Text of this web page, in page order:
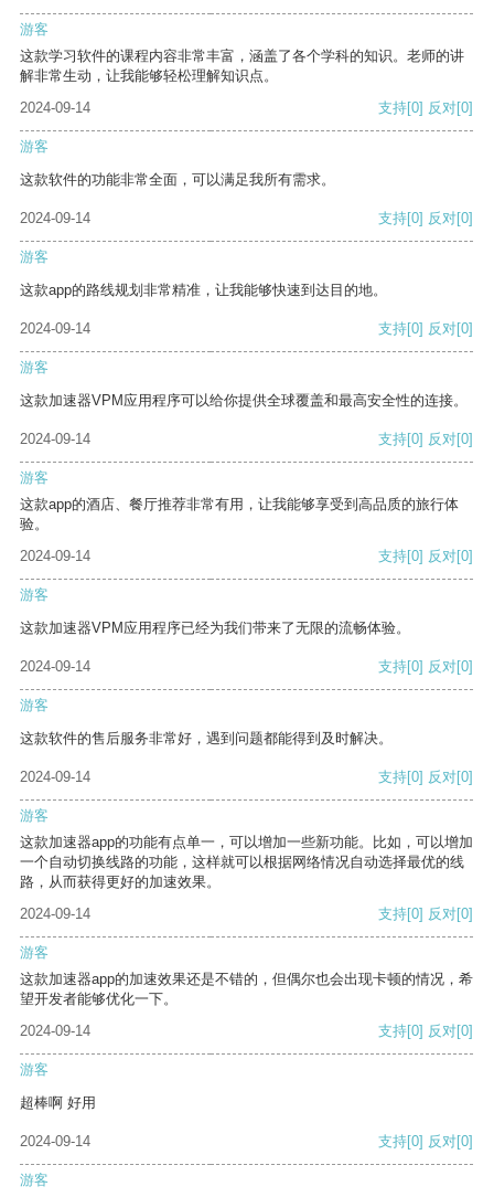
游客
这款学习软件的课程内容非常丰富，涵盖了各个学科的知识。老师的讲
解非常生动，让我能够轻松理解知识点。
2024-09-14
支持[0] 反对[0]
游客
这款软件的功能非常全面，可以满足我所有需求。
2024-09-14 支持[0] 反对[0]
游客
这款app的路线规划非常精准，让我能够快速到达目的地。
2024-09-14 支持[0] 反对[0]
游客
这款加速器VPM应用程序可以给你提供全球覆盖和最高安全性的连接。
2024-09-14 支持[0] 反对[0]
游客
这款app的酒店、餐厅推荐非常有用，让我能够享受到高品质的旅行体
验。
2024-09-14
支持[0] 反对[0]
游客
这款加速器VPM应用程序已经为我们带来了无限的流畅体验。
2024-09-14 支持[0] 反对[0]
游客
这款软件的售后服务非常好，遇到问题都能得到及时解决。
2024-09-14 支持[0] 反对[0]
游客
这款加速器app的功能有点单一，可以增加一些新功能。比如，可以增加
一个自动切换线路的功能，这样就可以根据网络情况自动选择最优的线
路，从而获得更好的加速效果。
2024-09-14
支持[0] 反对[0]
游客
这款加速器app的加速效果还是不错的，但偶尔也会出现卡顿的情况，希
望开发者能够优化一下。
2024-09-14
支持[0] 反对[0]
游客
超棒啊 好用
2024-09-14 支持[0] 反对[0]
游客